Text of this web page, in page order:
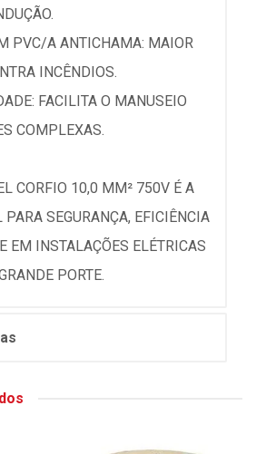
PVC/A ANTICHAMA: MAIOR
INCÊNDIOS.
FACILITA O MANUSEIO
COMPLEXAS.
CORFIO 10,0 MM² 750V É A
SEGURANÇA, EFICIÊNCIA
EM INSTALAÇÕES ELÉTRICAS
PORTE.